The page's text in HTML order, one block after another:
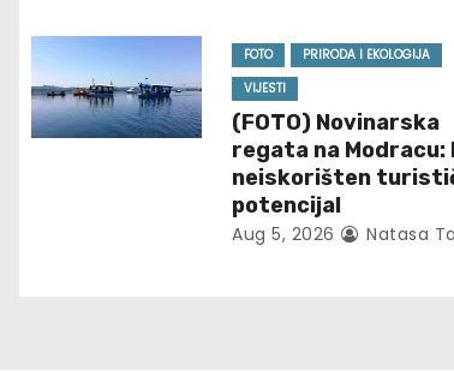
g
a
FOTO
PRIRODA I EKOLOGIJA
VIJESTI
(FOTO) Novinarska
regata na Modracu:
neiskorišten
potencijal
Aug 5, 2026 Natasa